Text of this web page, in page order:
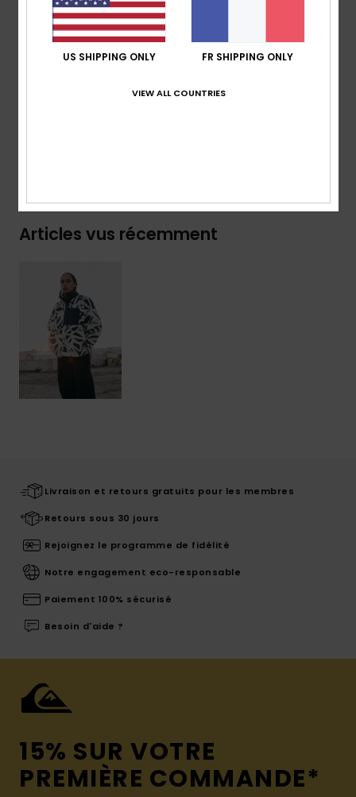
Poignets et bas :élastiqués
Logo :étiquette ou motif de saison sur la poche
poitrine
Articles vus récemment
Livraison et retours gratuits pour les membres
Retours sous 30 jours
Rejoignez le programme de fidélité
Notre engagement eco-responsable
Paiement 100% sécurisé
Besoin d'aide ?
15% SUR VOTRE
PREMIÈRE COMMANDE*
US SHIPPING ONLY FR SHIPPING ONLY
VIEW ALL COUNTRIES